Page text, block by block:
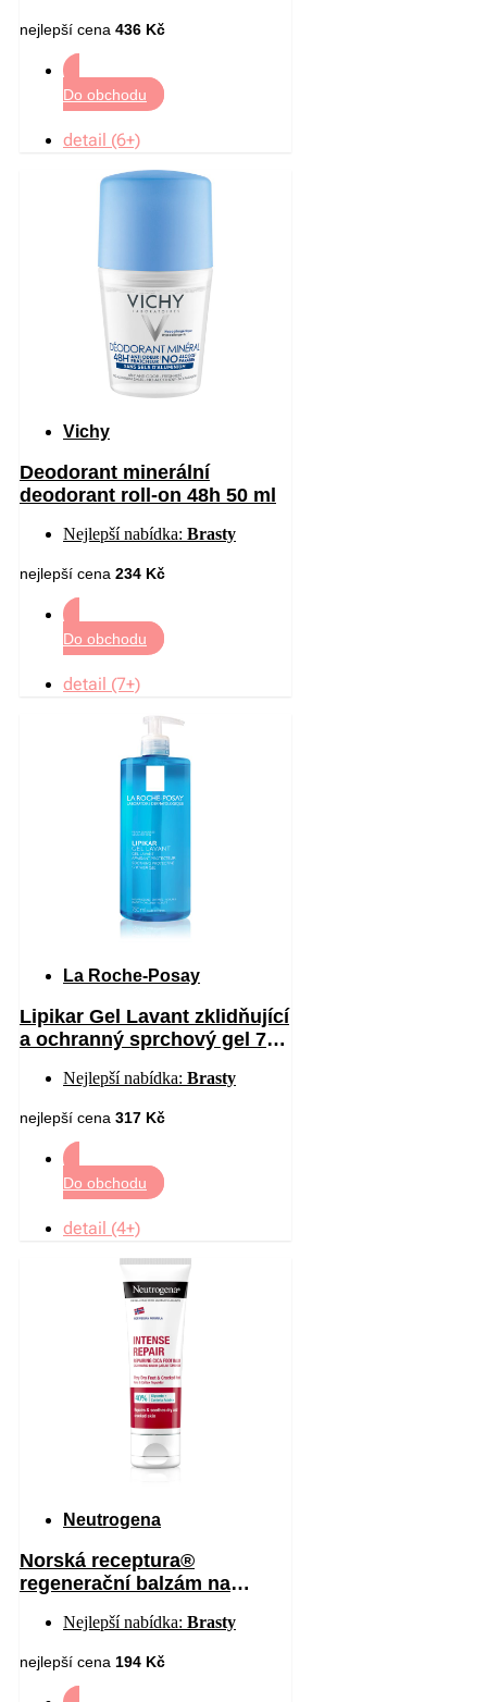
nejlepší cena 436 Kč
Do obchodu
detail (6+)
Vichy
Deodorant minerální
deodorant roll-on 48h 50 ml
Nejlepší nabídka: Brasty
nejlepší cena 234 Kč
Do obchodu
detail (7+)
La Roche-Posay
Lipikar Gel Lavant zklidňující
a ochranný sprchový gel 750
Nejlepší nabídka: Brasty
nejlepší cena 317 Kč
Do obchodu
detail (4+)
Neutrogena
Norská receptura®
regenerační balzám na
Nejlepší nabídka: Brasty
nejlepší cena 194 Kč